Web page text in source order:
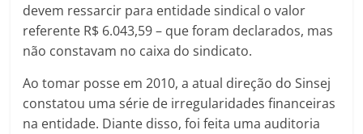
devem ressarcir para entidade sindical o valor
referente R$ 6.043,59 – que foram declarados, mas
não constavam no caixa do sindicato.
Ao tomar posse em 2010, a atual direção do Sinsej
constatou uma série de irregularidades financeiras
na entidade. Diante disso, foi feita uma auditoria